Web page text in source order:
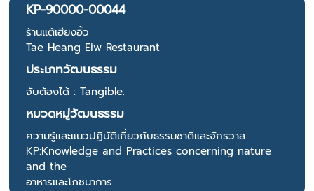
KP-90000-00044
ร้านแต้เฮียงอิ้ว
Tae Heang Eiw Restaurant
ประเภทวัฒนธรรม
จับต้องได้ : Tangible.
หมวดหมู่วัฒนธรรม
ความรู้และแนวปฏิบัติเกี่ยวกับธรรมชาติและจักรวาล
KP:Knowledge and Practices concerning nature
and the
อาหารและโภชนาการ